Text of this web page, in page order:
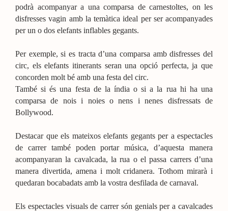
podrà acompanyar a una comparsa de carnestoltes, on les
disfresses vagin amb la temàtica ideal per ser acompanyades
per un o dos elefants inflables gegants.
Per exemple, si es tracta d’una comparsa amb disfresses del
circ, els elefants itinerants seran una opció perfecta, ja que
concorden molt bé amb una festa del circ.
També si és una festa de la índia o si a la rua hi ha una
comparsa de nois i noies o nens i nenes disfressats de
Bollywood.
Destacar que els mateixos elefants gegants per a espectacles
de carrer també poden portar música, d’aquesta manera
acompanyaran la cavalcada, la rua o el passa carrers d’una
manera divertida, amena i molt cridanera. Tothom mirarà i
quedaran bocabadats amb la vostra desfilada de carnaval.
Els espectacles visuals de carrer són genials per a cavalcades